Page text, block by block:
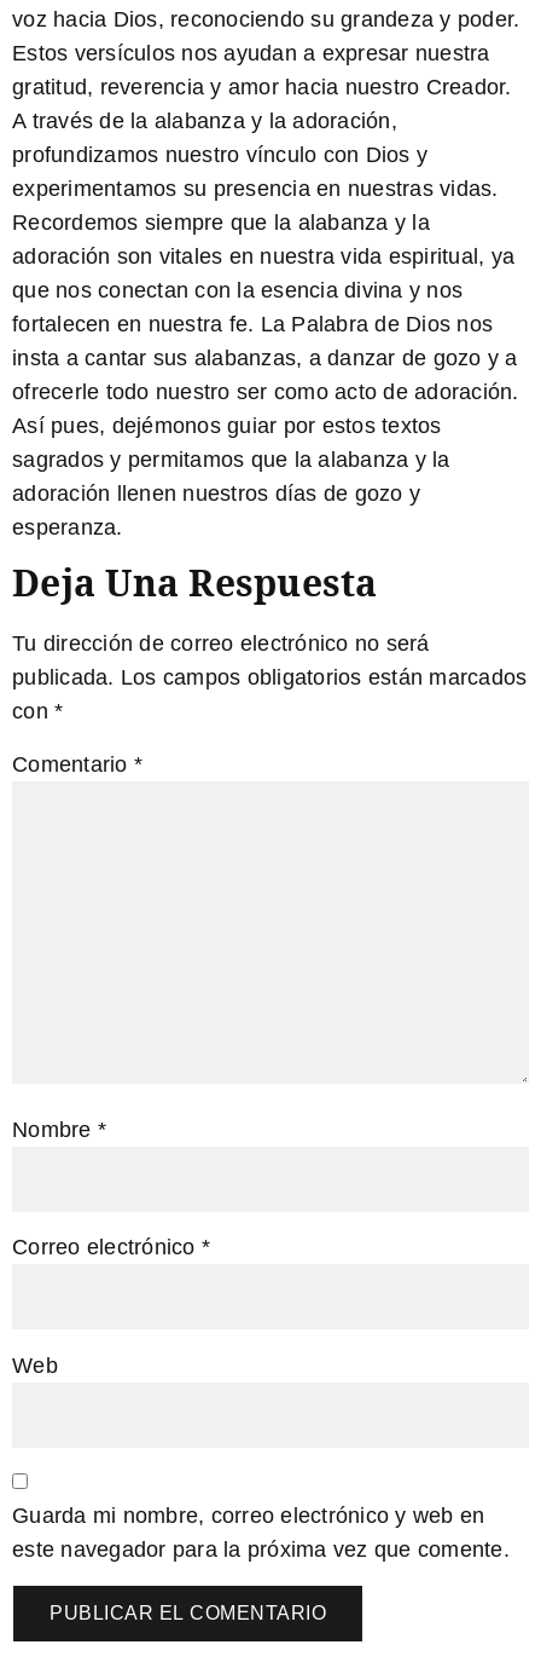
voz hacia Dios, reconociendo su grandeza y poder.
Estos versículos nos ayudan a expresar nuestra
gratitud, reverencia y amor hacia nuestro Creador.
A través de la alabanza y la adoración,
profundizamos nuestro vínculo con Dios y
experimentamos su presencia en nuestras vidas.
Recordemos siempre que la alabanza y la
adoración son vitales en nuestra vida espiritual, ya
que nos conectan con la esencia divina y nos
fortalecen en nuestra fe. La Palabra de Dios nos
insta a cantar sus alabanzas, a danzar de gozo y a
ofrecerle todo nuestro ser como acto de adoración.
Así pues, dejémonos guiar por estos textos
sagrados y permitamos que la alabanza y la
adoración llenen nuestros días de gozo y
esperanza.
Deja Una Respuesta
Tu dirección de correo electrónico no será
publicada. Los campos obligatorios están marcados
con *
Comentario *
Nombre *
Correo electrónico *
Web
Guarda mi nombre, correo electrónico y web en
este navegador para la próxima vez que comente.